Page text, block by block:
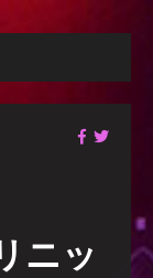
ニッ